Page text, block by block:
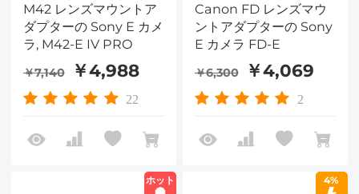
M42 レンズマウントア
ダプターの Sony E カメ
ラ, M42-E IV PRO
￥7,140 ￥4,988
22
Canon FD レンズマウ
ントアダプターの Sony
E カメラ FD-E
￥6,300 ￥4,069
2
ホット 4%